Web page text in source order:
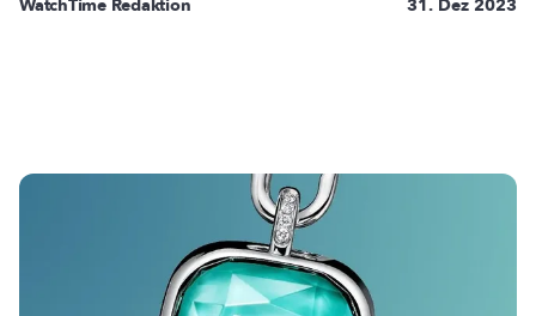
WatchTime Redaktion 31. Dez 2023